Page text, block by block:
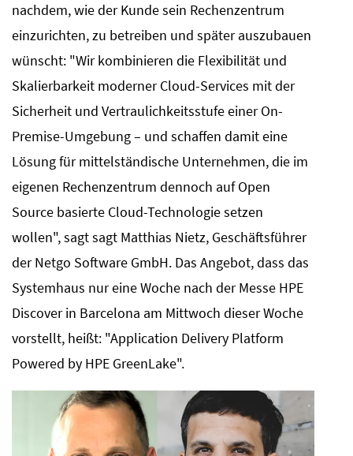
nachdem, wie der Kunde sein Rechenzentrum
einzurichten, zu betreiben und später auszubauen
wünscht: "Wir kombinieren die Flexibilität und
Skalierbarkeit moderner Cloud-Services mit der
Sicherheit und Vertraulichkeitsstufe einer On-
Premise-Umgebung – und schaffen damit eine
Lösung für mittelständische Unternehmen, die im
eigenen Rechenzentrum dennoch auf Open
Source basierte Cloud-Technologie setzen
wollen", sagt sagt Matthias Nietz, Geschäftsführer
der Netgo Software GmbH. Das Angebot, dass das
Systemhaus nur eine Woche nach der Messe HPE
Discover in Barcelona am Mittwoch dieser Woche
vorstellt, heißt: "Application Delivery Platform
Powered by HPE GreenLake".